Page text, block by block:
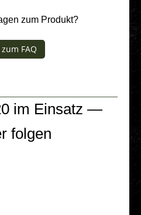
zum Produkt?
FAQ
im Einsatz —
folgen